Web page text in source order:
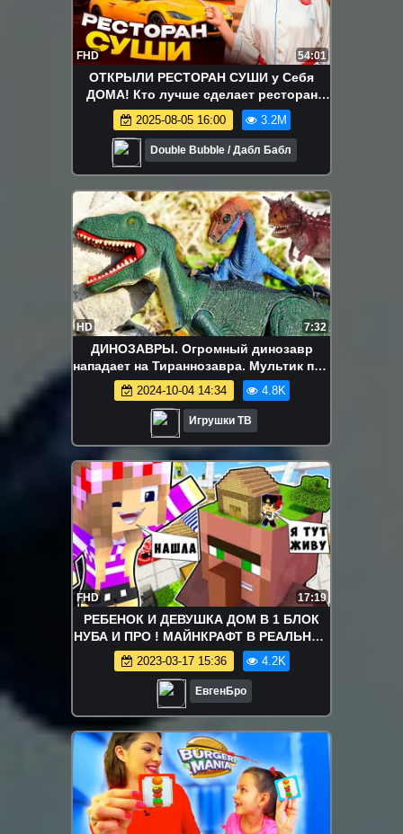
FHD 54:01
ОТКРЫЛИ РЕСТОРАН СУШИ у Себя
ДОМА! Кто лучше сделает ресторан
Челлендж
2025-08-05 16:00 3.2M
Double Bubble / Дабл Бабл
HD 7:32
ДИНОЗАВРЫ. Огромный динозавр
нападает на Тираннозавра. Мультик про
Динозавров новая серия Игрушки ТВ
2024-10-04 14:34 4.8K
Игрушки ТВ
FHD 17:19
РЕБЕНОК И ДЕВУШКА ДОМ В 1 БЛОК
НУБА И ПРО ! МАЙНКРАФТ В РЕАЛЬНОЙ
ЖИЗНИ ВИДЕО ТРОЛЛИНГ MINECRAFT
2023-03-17 15:36 4.2K
ЕвгенБро